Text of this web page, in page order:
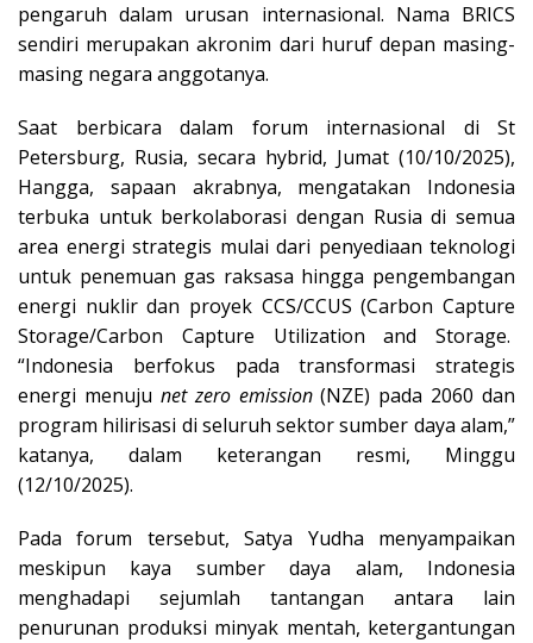
pengaruh dalam urusan internasional. Nama BRICS
sendiri merupakan akronim dari huruf depan masing-
masing negara anggotanya.
Saat berbicara dalam forum internasional di St
Petersburg, Rusia, secara hybrid, Jumat (10/10/2025),
Hangga, sapaan akrabnya, mengatakan Indonesia
terbuka untuk berkolaborasi dengan Rusia di semua
area energi strategis mulai dari penyediaan teknologi
untuk penemuan gas raksasa hingga pengembangan
energi nuklir dan proyek CCS/CCUS (Carbon Capture
Storage/Carbon Capture Utilization and Storage.
“Indonesia berfokus pada transformasi strategis
energi menuju net zero emission(NZE) pada 2060 dan
program hilirisasi di seluruh sektor sumber daya alam,”
katanya, dalam keterangan resmi, Minggu
(12/10/2025).
Pada forum tersebut, Satya Yudha menyampaikan
meskipun kaya sumber daya alam, Indonesia
menghadapi sejumlah tantangan antara lain
penurunan produksi minyak mentah, ketergantungan